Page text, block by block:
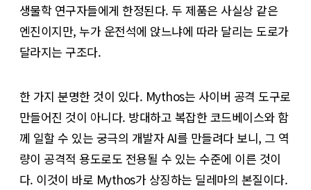
생물학 연구자들에게 한정된다. 두 제품은 사실상 같은
엔진이지만, 누가 운전석에 앉느냐에 따라 달리는 도로가
달라지는 구조다.
한 가지 분명한 것이 있다. Mythos는 사이버 공격 도구로
만들어진 것이 아니다. 방대하고 복잡한 코드베이스와 함
께 일할 수 있는 궁극의 개발자 AI를 만들려다 보니, 그 역
량이 공격적 용도로도 전용될 수 있는 수준에 이른 것이
다. 이것이 바로 Mythos가 상징하는 딜레마의 본질이다.